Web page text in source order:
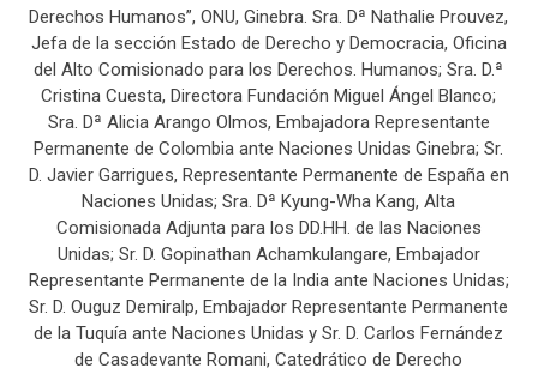
Derechos Humanos”, ONU, Ginebra. Sra. Dª Nathalie Prouvez,
Jefa de la sección Estado de Derecho y Democracia, Oficina
del Alto Comisionado para los Derechos. Humanos; Sra. D.ª
Cristina Cuesta, Directora Fundación Miguel Ángel Blanco;
Sra. Dª Alicia Arango Olmos, Embajadora Representante
Permanente de Colombia ante Naciones Unidas Ginebra; Sr.
D. Javier Garrigues, Representante Permanente de España en
Naciones Unidas; Sra. Dª Kyung-Wha Kang, Alta
Comisionada Adjunta para los DD.HH. de las Naciones
Unidas; Sr. D. Gopinathan Achamkulangare, Embajador
Representante Permanente de la India ante Naciones Unidas;
Sr. D. Ouguz Demiralp, Embajador Representante Permanente
de la Tuquía ante Naciones Unidas y Sr. D. Carlos Fernández
de Casadevante Romani, Catedrático de Derecho